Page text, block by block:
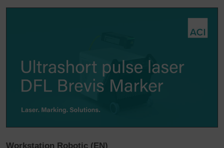
Workstation Robotic (EN)